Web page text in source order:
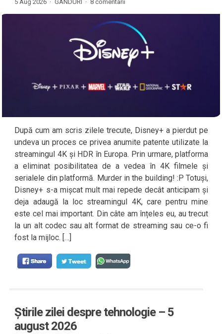
5 Aug 2026 · GÂNDURI · 8 comentarii
După cum am scris zilele trecute, Disney+ a pierdut pe
undeva un proces ce privea anumite patente utilizate la
streamingul 4K și HDR în Europa. Prin urmare, platforma
a eliminat posibilitatea de a vedea în 4K filmele și
serialele din platformă. Murder in the building! :P Totuși,
Disney+ s-a mișcat mult mai repede decât anticipam și
deja adaugă la loc streamingul 4K, care pentru mine
este cel mai important. Din câte am înțeles eu, au trecut
la un alt codec sau alt format de streaming sau ce-o fi
fost la mijloc. […]
Știrile zilei despre tehnologie – 5
august 2026